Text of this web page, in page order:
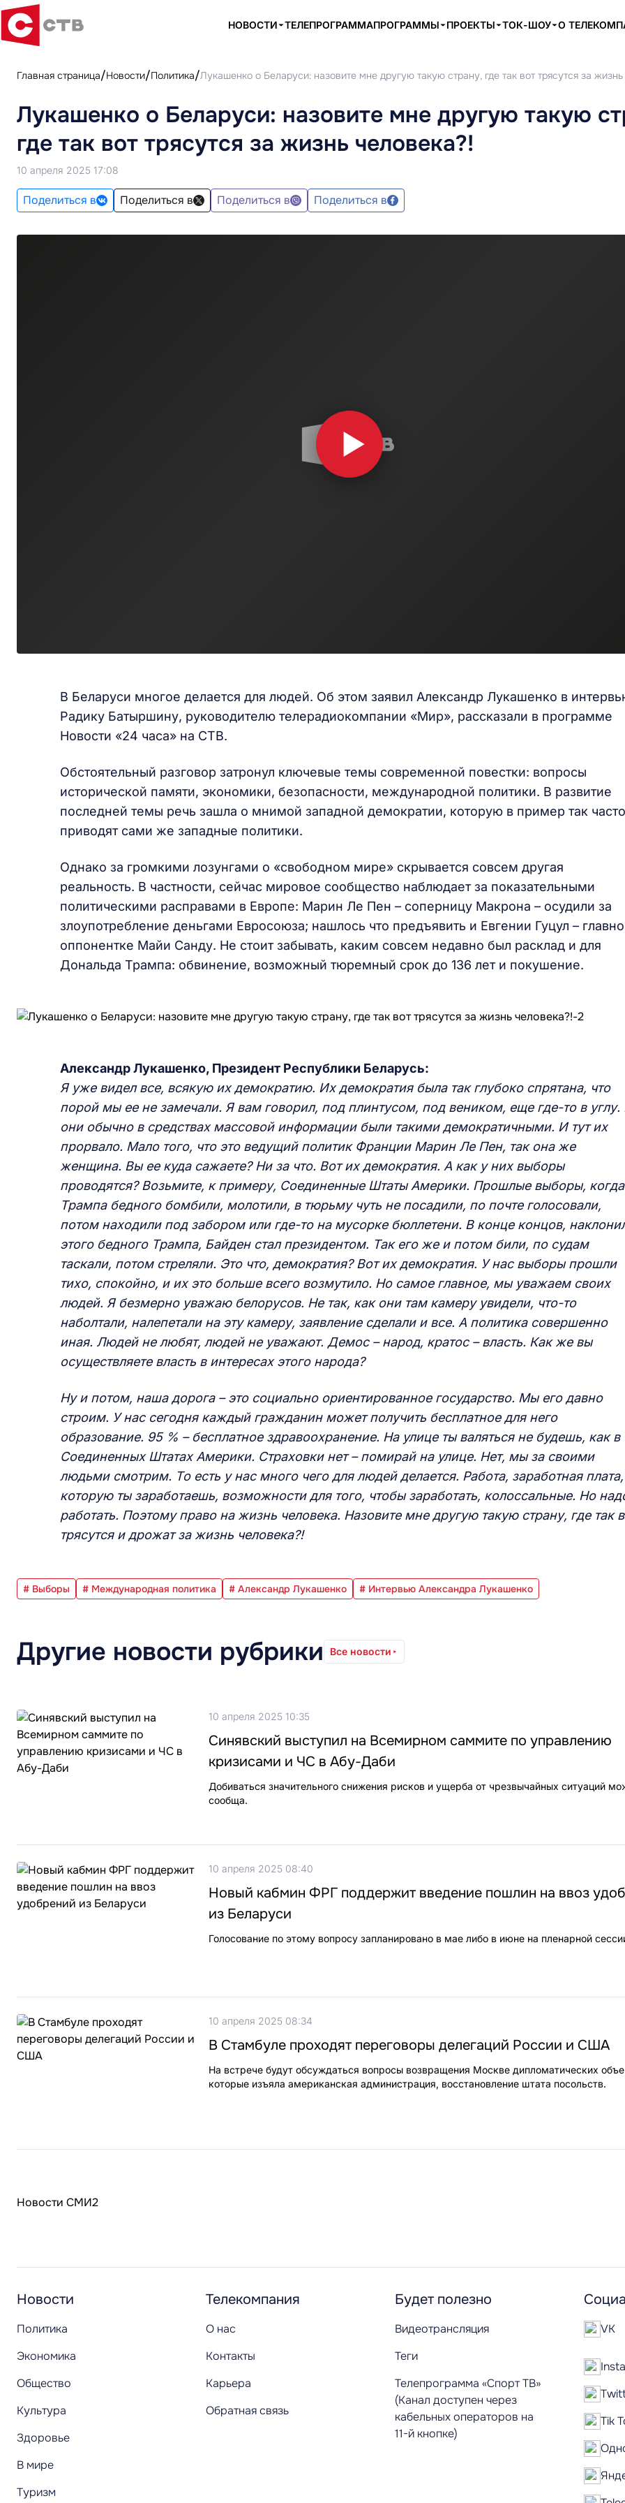
НОВОСТИ ТЕЛЕПРОГРАММАПРОГРАММЫ ПРОЕКТЫ ТОК-ШОУ О
Главная страница Новости Политика Лукашенко о Беларуси: назовите мне другую такую страну, где так вот трясутся за
Лукашенко о Беларуси: назовите мне другую такую
где так вот трясутся за жизнь человека?!
10 апреля 2025 17:08
Поделиться в Поделиться в Поделиться в Поделиться в
В Беларуси многое делается для людей. Об этом заявил Александр Лукашенко в
Радику Батыршину, руководителю телерадиокомпании «Мир», рассказали в программе
Новости «24 часа» на СТВ.
Обстоятельный разговор затронул ключевые темы современной повестки: вопросы
исторической памяти, экономики, безопасности, международной политики. В развитие
последней темы речь зашла о мнимой западной демократии, которую в пример так часто
приводят сами же западные политики.
Однако за громкими лозунгами о «свободном мире» скрывается совсем другая
реальность. В частности, сейчас мировое сообщество наблюдает за показательными
политическими расправами в Европе: Марин Ле Пен – соперницу Макрона – осудили за
злоупотребление деньгами Евросоюза; нашлось что предъявить и Евгении Гуцул –
оппонентке Майи Санду. Не стоит забывать, каким совсем недавно был расклад и для
Дональда Трампа: обвинение, возможный тюремный срок до 136 лет и покушение.
Александр Лукашенко, Президент Республики Беларусь:
Я уже видел все, всякую их демократию. Их демократия была так глубоко спрятана, что
порой мы ее не замечали. Я вам говорил, под плинтусом, под веником, еще где-то в углу.
они обычно в средствах массовой информации были такими демократичными. И тут их
прорвало. Мало того, что это ведущий политик Франции Марин Ле Пен, так она же
женщина. Вы ее куда сажаете? Ни за что. Вот их демократия. А как у них выборы
проводятся? Возьмите, к примеру, Соединенные Штаты Америки. Прошлые выборы, когда
Трампа бедного бомбили, молотили, в тюрьму чуть не посадили, по почте голосовали,
потом находили под забором или где-то на мусорке бюллетени. В конце концов,
этого бедного Трампа, Байден стал президентом. Так его же и потом били, по судам
таскали, потом стреляли. Это что, демократия? Вот их демократия. У нас выборы прошли
тихо, спокойно, и их это больше всего возмутило. Но самое главное, мы уважаем своих
людей. Я безмерно уважаю белорусов. Не так, как они там камеру увидели, что-то
наболтали, налепетали на эту камеру, заявление сделали и все. А политика совершенно
иная. Людей не любят, людей не уважают. Демос – народ, кратос – власть. Как же вы
осуществляете власть в интересах этого народа?
Ну и потом, наша дорога – это социально ориентированное государство. Мы его давно
строим. У нас сегодня каждый гражданин может получить бесплатное для него
образование. 95 % – бесплатное здравоохранение. На улице ты валяться не будешь, как в
Соединенных Штатах Америки. Страховки нет – помирай на улице. Нет, мы за своими
людьми смотрим. То есть у нас много чего для людей делается. Работа, заработная плата,
которую ты заработаешь, возможности для того, чтобы заработать, колоссальные. Но
работать. Поэтому право на жизнь человека. Назовите мне другую такую страну, где так
трясутся и дрожат за жизнь человека?!
# Выборы # Международная политика # Александр Лукашенко # Интервью Александра Лукашенко
Другие новости рубрики Все новости
10 апреля 2025 10:35
Синявский выступил на Всемирном саммите по управлению
кризисами и ЧС в Абу-Даби
Добиваться значительного снижения рисков и ущерба от чрезвычайных ситуаций
сообща.
10 апреля 2025 08:40
Новый кабмин ФРГ поддержит введение пошлин на ввоз
из Беларуси
Голосование по этому вопросу запланировано в мае либо в июне на пленарной
10 апреля 2025 08:34
В Стамбуле проходят переговоры делегаций России и США
На встрече будут обсуждаться вопросы возвращения Москве дипломатических
которые изъяла американская администрация, восстановление штата посольств.
Новости СМИ2
Новости
Политика
Экономика
Общество
Культура
Здоровье
В мире
Туризм
Телекомпания
О нас
Контакты
Карьера
Обратная связь
Будет полезно
Видеотрансляция
Теги
Телепрограмма «Спорт ТВ»
(Канал доступен через
кабельных операторов на
11-й кнопке)
VK
Tik